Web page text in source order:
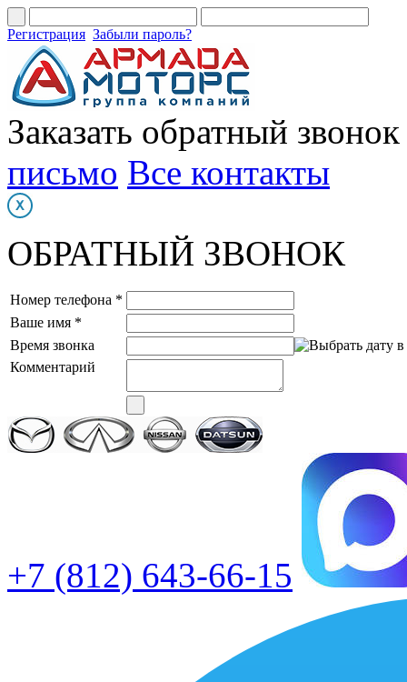
Регистрация Забыли пароль?
Заказать обратный звонок
письмо Все контакты
ОБРАТНЫЙ ЗВОНОК
Номер телефона *
Ваше имя *
Время звонка
Комментарий
+7 (812) 643-66-15